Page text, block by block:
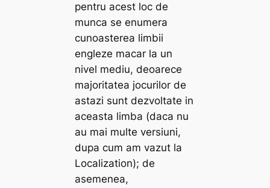
pentru acest loc de
munca se enumera
cunoasterea limbii
engleze macar la un
nivel mediu, deoarece
majoritatea jocurilor de
astazi sunt dezvoltate in
aceasta limba (daca nu
au mai multe versiuni,
dupa cum am vazut la
Localization); de
asemenea,